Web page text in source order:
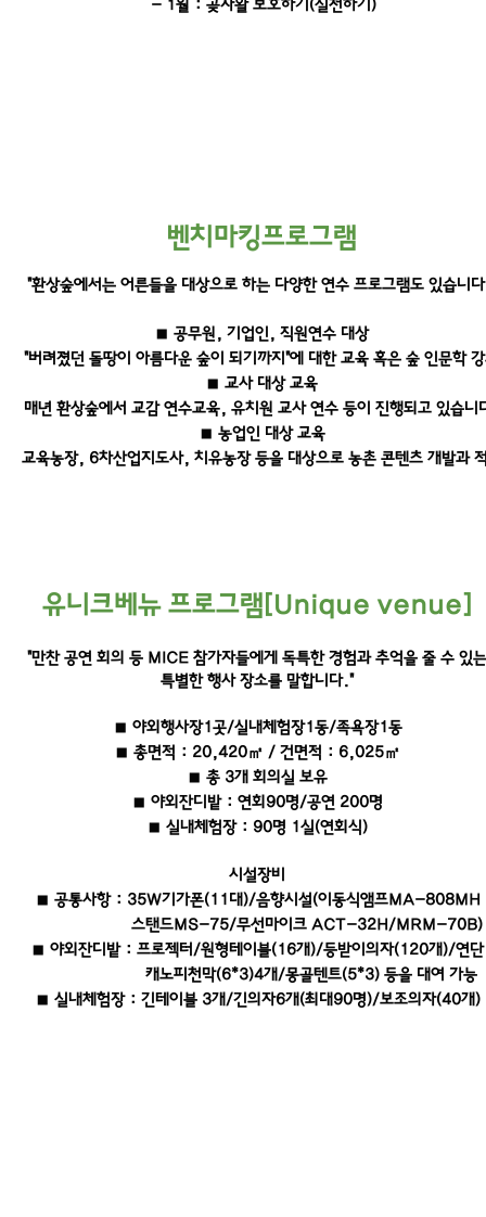
- 1월 : 곶자왈 보호하기(실천하기)
벤치마킹프로그램
"환상숲에서는 어른들을 대상으로 하는 다양한 연수 프로그램도 있습니
■ 공무원, 기업인, 직원연수 대상
"버려졌던 돌땅이 아름다운 숲이 되기까지"에 대한 교육 혹은 숲 인문학
■ 교사 대상 교육
매년 환상숲에서 교감 연수교육, 유치원 교사 연수 등이 진행되고 있습니
■ 농업인 대상 교육
교육농장, 6차산업지도사, 치유농장 등을 대상으로 농촌 콘텐츠 개발과
유니크베뉴 프로그램[Unique venue]
"만찬 공연 회의 등 MICE 참가자들에게 독특한 경험과 추억을 줄 수 있는
특별한 행사 장소를 말합니다."
■ 야외행사장1곳/실내체험장1동/족욕장1동
■ 총면적 : 20,420㎡ / 건면적 : 6,025㎡
■ 총 3개 회의실 보유
■ 야외잔디밭 : 연회90명/공연 200명
■ 실내체험장 : 90명 1실(연회식)
시설장비
■ 공통사항 : 35W기가폰(11대)/음향시설(이동식앰프MA-808MH
스탠드MS-75/무선마이크 ACT-32H/MRM-70B)
■ 야외잔디밭 : 프로젝터/원형테이블(16개)/등받이의자(120개)/연단
캐노피천막(6*3)4개/몽골텐트(5*3) 등을 대여 가능
■ 실내체험장 : 긴테이블 3개/긴의자6개(최대90명)/보조의자(40개)